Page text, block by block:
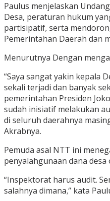
Paulus menjelaskan
Desa, peraturan hukum
partisipatif, serta
Pemerintahan Daerah dan
Menurutnya Dengan
“Saya sangat yakin kepala
sekali terjadi dan banyak
pemerintahan Presiden
sudah inisiatif melakukan
di seluruh daerahnya
Akrabnya.
Pemuda asal NTT ini
penyalahgunaan dana
“Inspektorat harus audit.
salahnya dimana,” kata